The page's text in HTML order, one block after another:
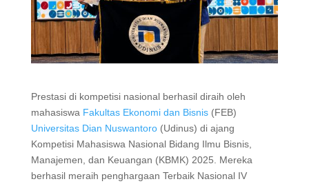
Prestasi di kompetisi nasional berhasil diraih oleh
mahasiswa Fakultas Ekonomi dan Bisnis(FEB)
Universitas Dian Nuswantoro(Udinus) di ajang
Kompetisi Mahasiswa Nasional Bidang Ilmu Bisnis,
Manajemen, dan Keuangan (KBMK) 2025. Mereka
berhasil meraih penghargaan Terbaik Nasional IV